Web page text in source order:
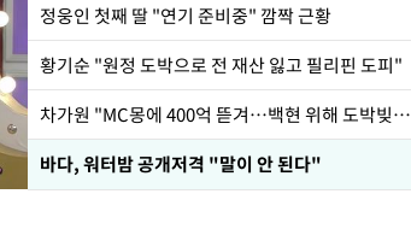
정웅인 첫째 딸 "연기 준비중" 깜짝 근황
황기순 "원정 도박으로 전 재산 잃고 필리핀 도피"
차가원 "MC몽에 400억 뜯겨…백현 위해 도박빚 갚아줘"
바다, 워터밤 공개저격 "말이 안 된다"